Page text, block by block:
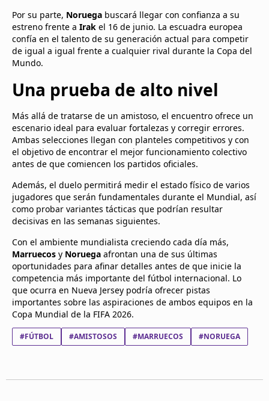
Por su parte, Noruega buscará llegar con confianza a su
estreno frente a Irak el 16 de junio. La escuadra europea
confía en el talento de su generación actual para competir
de igual a igual frente a cualquier rival durante la Copa del
Mundo.
Una prueba de alto nivel
Más allá de tratarse de un amistoso, el encuentro ofrece un
escenario ideal para evaluar fortalezas y corregir errores.
Ambas selecciones llegan con planteles competitivos y con
el objetivo de encontrar el mejor funcionamiento colectivo
antes de que comiencen los partidos oficiales.
Además, el duelo permitirá medir el estado físico de varios
jugadores que serán fundamentales durante el Mundial, así
como probar variantes tácticas que podrían resultar
decisivas en las semanas siguientes.
Con el ambiente mundialista creciendo cada día más,
Marruecos y Noruega afrontan una de sus últimas
oportunidades para afinar detalles antes de que inicie la
competencia más importante del fútbol internacional. Lo
que ocurra en Nueva Jersey podría ofrecer pistas
importantes sobre las aspiraciones de ambos equipos en la
Copa Mundial de la FIFA 2026.
#FÚTBOL #AMISTOSOS #MARRUECOS #NORUEGA